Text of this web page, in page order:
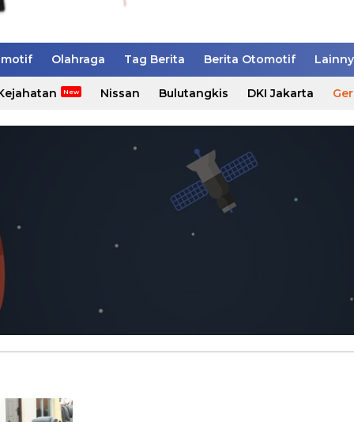
Olahraga Tag Berita Berita Otomotif
Nissan Bulutangkis DKI Jakarta